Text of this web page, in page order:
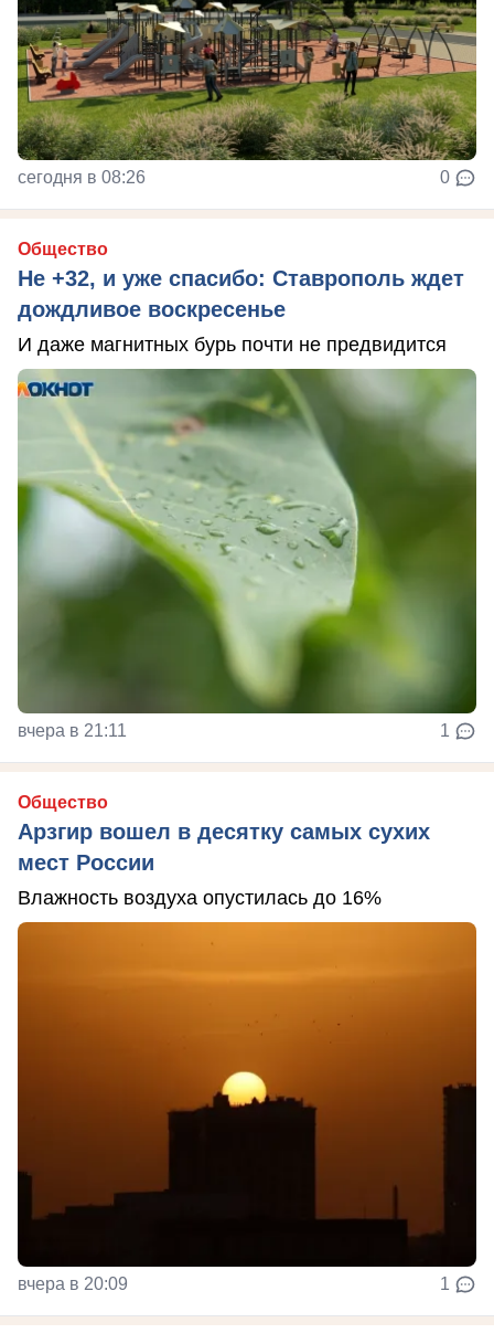
сегодня в 08:26 0
Общество
Не +32, и уже спасибо: Ставрополь ждет
дождливое воскресенье
И даже магнитных бурь почти не предвидится
вчера в 21:11 1
Общество
Арзгир вошел в десятку самых сухих
мест России
Влажность воздуха опустилась до 16%
вчера в 20:09 1